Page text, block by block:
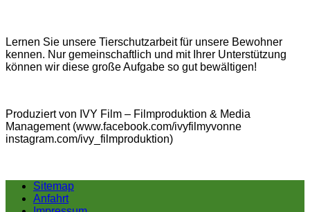
Lernen Sie unsere Tierschutzarbeit für unsere Bewohner
kennen. Nur gemeinschaftlich und mit Ihrer Unterstützung
können wir diese große Aufgabe so gut bewältigen!
Produziert von IVY Film – Filmproduktion & Media
Management (www.facebook.com/ivyfilmyvonne
instagram.com/ivy_filmproduktion)
Sitemap
Anfahrt